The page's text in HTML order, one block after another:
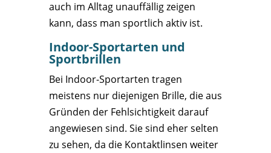
auch im Alltag unauffällig zeigen
kann, dass man sportlich aktiv ist.
Indoor-Sportarten und
Sportbrillen
Bei Indoor-Sportarten tragen
meistens nur diejenigen Brille, die aus
Gründen der Fehlsichtigkeit darauf
angewiesen sind. Sie sind eher selten
zu sehen, da die Kontaktlinsen weiter